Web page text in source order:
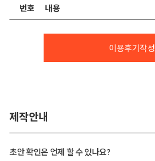
번호 내용
이용후기작성
제작안내
초안 확인은 언제 할 수 있나요?